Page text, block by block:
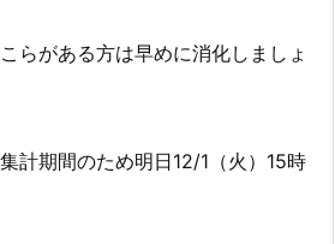
らがある方は早めに消化しましょ
計期間のため明日12/1（火）15時